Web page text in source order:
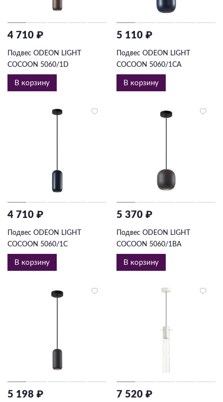
4 710 ₽
Подвес ODEON LIGHT
COCOON 5060/1D
В корзину
5 110 ₽
Подвес ODEON LIGHT
COCOON 5060/1CA
В корзину
4 710 ₽
Подвес ODEON LIGHT
COCOON 5060/1C
В корзину
5 370 ₽
Подвес ODEON LIGHT
COCOON 5060/1BA
В корзину
5 198 ₽ 7 520 ₽